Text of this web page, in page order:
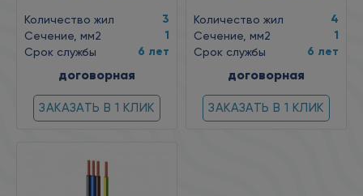
Количество жил 3
Сечение, мм2 1
Срок службы 6 лет
договорная
ЗАКАЗАТЬ В 1 КЛИК
Количество жил 4
Сечение, мм2 1
Срок службы 6 лет
договорная
ЗАКАЗАТЬ В 1 КЛИК